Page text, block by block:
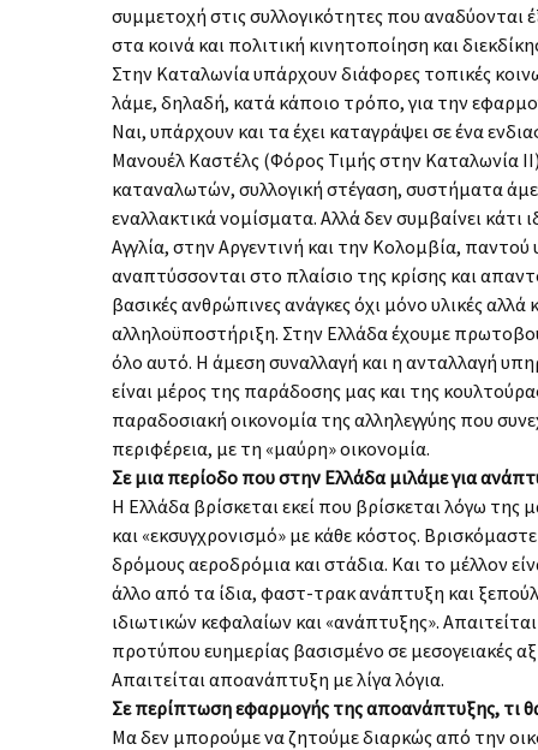
συμμετοχή στις συλλογικότητες που αναδύονται
στα κοινά και πολιτική κινητοποίηση και
Στην Καταλωνία υπάρχουν διάφορες τοπικές
λάμε, δηλαδή, κατά κάποιο τρόπο, για την
Ναι, υπάρχουν και τα έχει καταγράψει σε ένα
Μανουέλ Καστέλς (Φόρος Τιμής στην Καταλωνία
καταναλωτών, συλλογική στέγαση, συστήματα
εναλλακτικά νομίσματα. Αλλά δεν συμβαίνει κάτι
Αγγλία, στην Αργεντινή και την Κολομβία,
αναπτύσσονται στο πλαίσιο της κρίσης και
βασικές ανθρώπινες ανάγκες όχι μόνο υλικές
αλληλοϋποστήριξη. Στην Ελλάδα έχουμε
όλο αυτό. Η άμεση συναλλαγή και η ανταλ­λαγή
είναι μέρος της παράδοσης μας και της
παραδοσιακή οικονομία της αλληλεγγύης που
περιφέρεια, με τη «μαύρη» οικονομία.
Σε μια περίοδο που στην Ελλάδα μιλάμε για
Η Ελλάδα βρίσκεται εκεί που βρίσκεται λόγω της
και «εκσυγχρονισμό» με κάθε κόστος.
δρόμους αεροδρόμια και στάδια. Και το μέλλον
άλλο από τα ίδια, φαστ-τρακ ανά­πτυξη και
ιδιωτικών κεφαλαίων και «ανάπτυξης».
προτύπου ευημερίας βασισμένο σε μεσογειακές
Απαιτείται αποανάπτυξη με λίγα λόγια.
Σε περίπτωση εφαρμογής της αποανάπτυξης, τι
Μα δεν μπορούμε να ζητούμε διαρκώς από την